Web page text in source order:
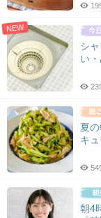
NEW
シ
い
夏
キュ
朝4